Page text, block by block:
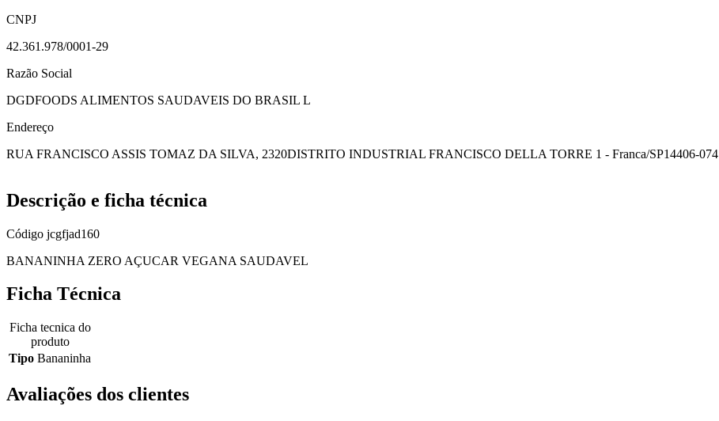
CNPJ
42.361.978/0001-29
Razão Social
DGDFOODS ALIMENTOS SAUDAVEIS DO BRASIL L
Endereço
RUA FRANCISCO ASSIS TOMAZ DA SILVA, 2320DISTRITO INDUSTRIAL FRANCISCO DELLA TORRE 1 - Franca/SP14406-074
Descrição e ficha técnica
Código jcgfjad160
BANANINHA ZERO AÇUCAR VEGANA SAUDAVEL
Ficha Técnica
Ficha tecnica do
produto
Tipo Bananinha
Avaliações dos clientes